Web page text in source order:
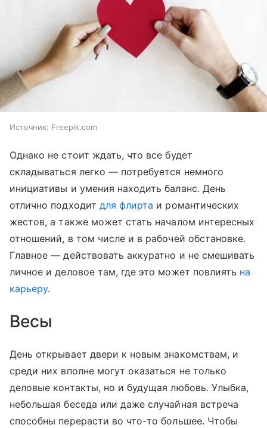
Источник: Freepik.com
Однако не стоит ждать, что все будет
складываться легко — потребуется немного
инициативы и умения находить баланс. День
отлично подходит для флирта и романтических
жестов, а также может стать началом интересных
отношений, в том числе и в рабочей обстановке.
Главное — действовать аккуратно и не смешивать
личное и деловое там, где это может повлиять на
карьеру.
Весы
День открывает двери к новым знакомствам, и
среди них вполне могут оказаться не только
деловые контакты, но и будущая любовь. Улыбка,
небольшая беседа или даже случайная встреча
способны перерасти во что-то большее. Чтобы